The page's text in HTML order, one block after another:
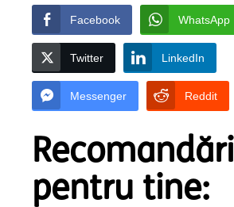
Facebook WhatsApp
Twitter LinkedIn
Messenger Reddit
Recomandări
pentru tine: